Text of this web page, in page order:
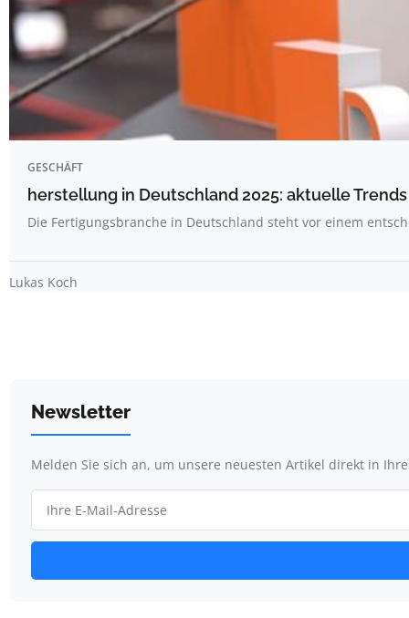
GESCHÄFT
herstellung in Deutschland 2025: aktuelle
Die Fertigungsbranche in Deutschland steht vor einem
Lukas Koch
Newsletter
Melden Sie sich an, um unsere neuesten Artikel direkt in